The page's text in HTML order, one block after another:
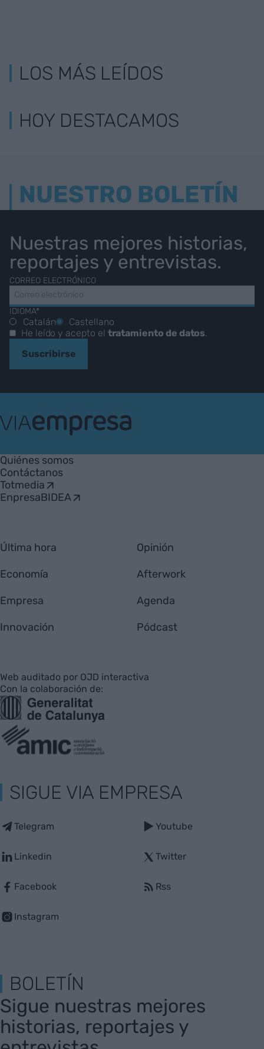
LOS MÁS LEÍDOS
HOY DESTACAMOS
NUESTRO BOLETÍN
Nuestras mejores historias,
reportajes y entrevistas.
CORREO ELECTRÓNICO
IDIOMA*
Catalán
Castellano
He leído y acepto el tratamiento de datos.
Suscribirse
Empresa
Quiénes somos
Contáctanos
Totmedia
EnpresaBIDEA
Última hora
Economía
Empresa
Innovación
Opinión
Afterwork
Agenda
Pódcast
Web auditado por OJD interactiva
Con la colaboración de:
SIGUE VIA EMPRESA
Telegram
Linkedin
Facebook
Instagram
Youtube
Twitter
Rss
BOLETÍN
Sigue nuestras mejores
historias, reportajes y